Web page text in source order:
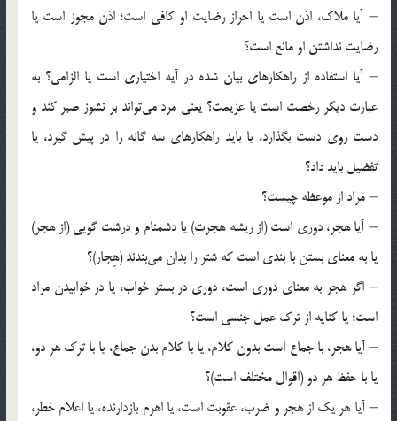
– آیا ملاک، اذن است یا احراز رضایت او کافی است؛ اذن مجوز است یا
رضایت نداشتن او مانع است؟
– آیا استفاده از راهکارهای بیان شده در آیه اختیاری است یا الزامی؟ به
عبارت دیگر رخصت است یا عزیمت؟ یعنی مرد می‌تواند بر نشوز صبر کند و
دست روی دست بگذارد، یا باید راهکارهای سه گانه را در پیش گیرد، یا
تفضیل باید داد؟
– مراد از موعظه چیست؟
– آیا هجر، دوری است (از ریشه هجرت) یا دشمنام و درشت گویی (از هجر)
یا به معنای بستن با بندی است که شتر را بدان می‌بندند (هِجار)؟
– اگر هجر به معنای دوری است، دوری در بستر خواب، یا در خوابیدن مراد
است؛ یا کنایه از ترک عمل جنسی است؟
– آیا هجر، با جماع است بدون کلام، یا با کلام بدن جماع، یا با ترک هر دو،
یا با حفظ هر دو (اقوال مختلف است)؟
– آیا هر یک از هجر و ضرب، عقوبت است، یا اهرم بازدارنده، یا اعلام خطر،